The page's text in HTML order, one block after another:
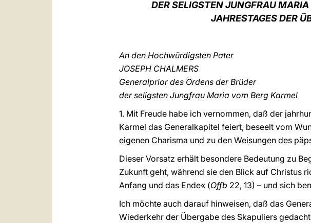
DER SELIGSTEN JUNGFRAU
JAHRESTAGES DER
An den Hochwürdigsten Pater
JOSEPH CHALMERS
Generalprior des Ordens der Brüder
der seligsten Jungfrau Maria vom Berg Karmel
1. Mit Freude habe ich vernommen, daß der
Karmel das Generalkapitel feiert, beseelt vom
eigenen Charisma und zu den Weisungen des
Dieser Vorsatz erhält besondere Bedeutung zu
Zukunft geht, während sie den Blick auf Christus
Anfang und das Ende« (Offb 22, 13) – und sich
Ich möchte auch darauf hinweisen, daß das
Wiederkehr der Übergabe des Skapuliers